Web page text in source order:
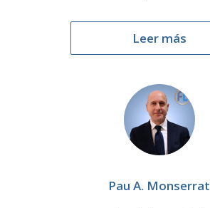
Leer más
Pau A. Monserrat